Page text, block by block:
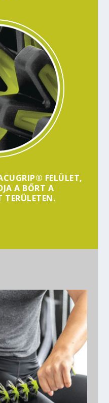
FELÜLET,
A BŐRT A
TERÜLETEN.